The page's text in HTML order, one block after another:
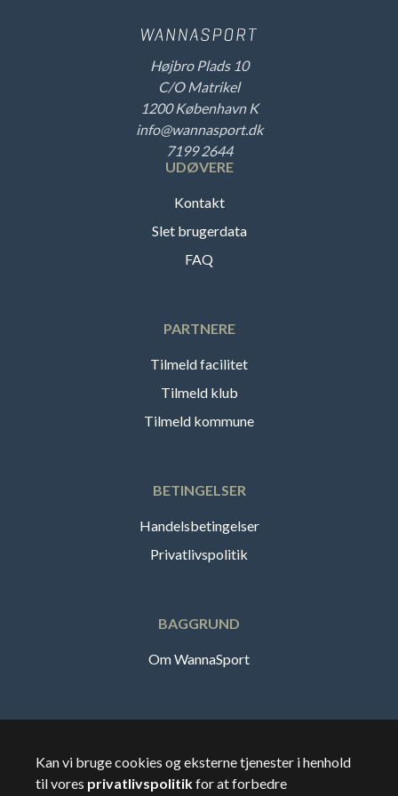
Højbro Plads 10
C/O Matrikel
1200 København K
info@wannasport.dk
7199 2644
UDØVERE
Kontakt
Slet brugerdata
FAQ
PARTNERE
Tilmeld facilitet
Tilmeld klub
Tilmeld kommune
BETINGELSER
Handelsbetingelser
Privatlivspolitik
BAGGRUND
Om WannaSport
🇸🇪Sverige
Kan vi bruge cookies og eksterne tjenester i henhold
til vores privatlivspolitikfor at forbedre